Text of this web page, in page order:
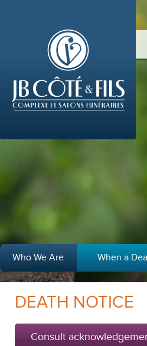
Who We Are When a
DEATH NOTICE
Consult